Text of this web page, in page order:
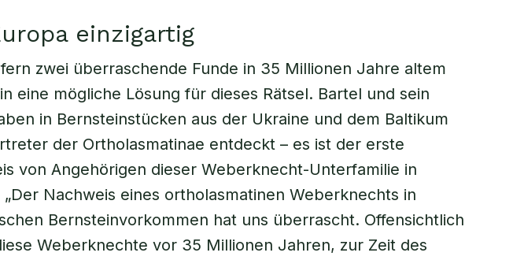
einzigartig
zwei überraschende Funde in 35 Millionen Jahre altem
eine mögliche Lösung für dieses Rätsel. Bartel und sein
in Bernsteinstücken aus der Ukraine und dem Baltikum
der Ortholasmatinae entdeckt – es ist der erste
von Angehörigen dieser Weberknecht-Unterfamilie in
„Der Nachweis eines ortholasmatinen Weberknechts in
Bernsteinvorkommen hat uns überrascht. Offensichtlich
Weberknechte vor 35 Millionen Jahren, zur Zeit des